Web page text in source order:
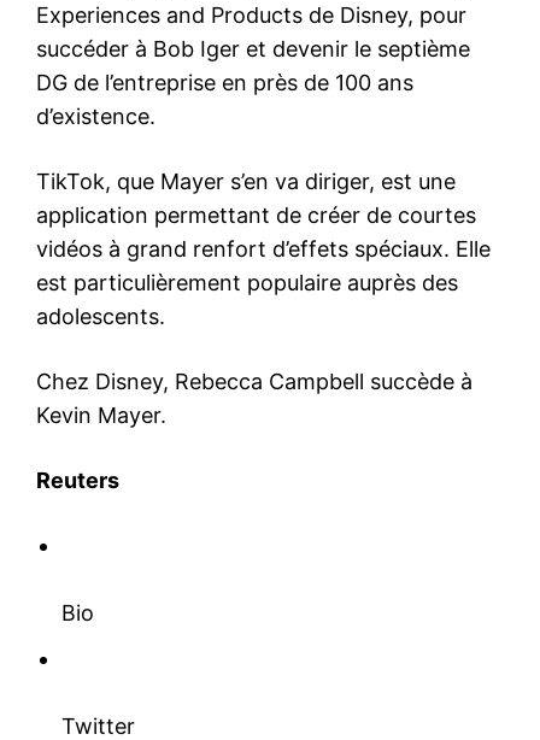
Experiences and Products de Disney, pour
succéder à Bob Iger et devenir le septième
DG de l’entreprise en près de 100 ans
d’existence.
TikTok, que Mayer s’en va diriger, est une
application permettant de créer de courtes
vidéos à grand renfort d’effets spéciaux. Elle
est particulièrement populaire auprès des
adolescents.
Chez Disney, Rebecca Campbell succède à
Kevin Mayer.
Reuters
Bio
Twitter